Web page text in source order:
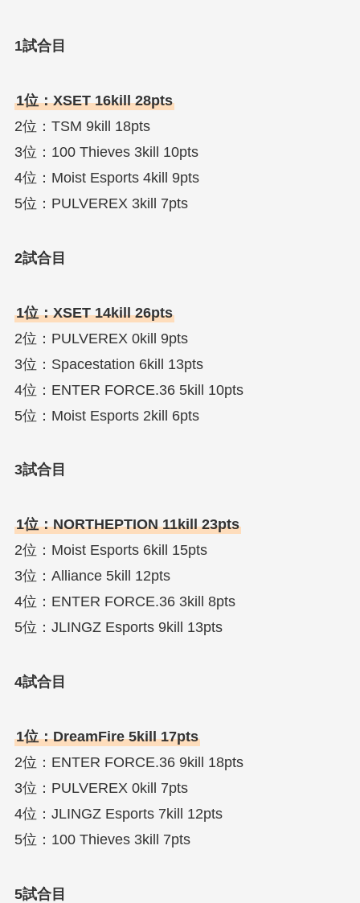
1試合目
1位：XSET 16kill 28pts
2位：TSM 9kill 18pts
3位：100 Thieves 3kill 10pts
4位：Moist Esports 4kill 9pts
5位：PULVEREX 3kill 7pts
2試合目
1位：XSET 14kill 26pts
2位：PULVEREX 0kill 9pts
3位：Spacestation 6kill 13pts
4位：ENTER FORCE.36 5kill 10pts
5位：Moist Esports 2kill 6pts
3試合目
1位：NORTHEPTION 11kill 23pts
2位：Moist Esports 6kill 15pts
3位：Alliance 5kill 12pts
4位：ENTER FORCE.36 3kill 8pts
5位：JLINGZ Esports 9kill 13pts
4試合目
1位：DreamFire 5kill 17pts
2位：ENTER FORCE.36 9kill 18pts
3位：PULVEREX 0kill 7pts
4位：JLINGZ Esports 7kill 12pts
5位：100 Thieves 3kill 7pts
5試合目